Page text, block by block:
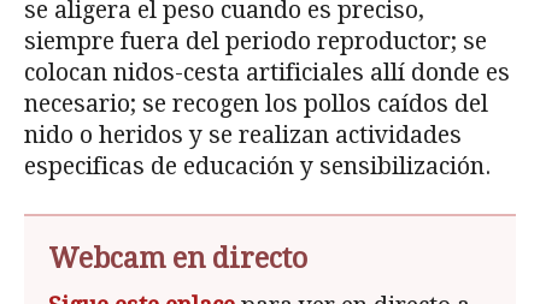
se aligera el peso cuando es preciso,
siempre fuera del periodo reproductor; se
colocan nidos-cesta artificiales allí donde es
necesario; se recogen los pollos caídos del
nido o heridos y se realizan actividades
especificas de educación y sensibilización.
Webcam en directo